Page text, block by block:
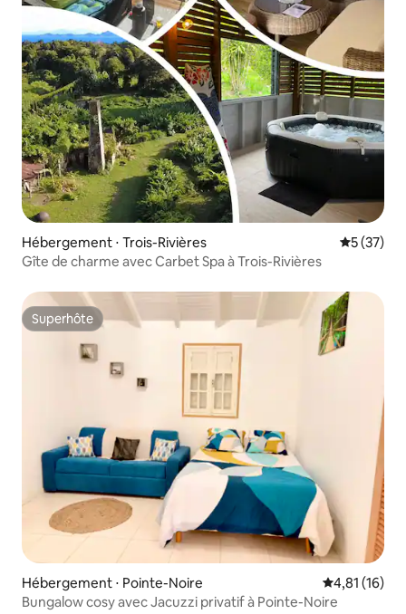
Hébergement ⋅ Trois-Rivières
5 (37)
Gîte de charme avec Carbet Spa à Trois-Rivières
Superhôte
Superhôte
Hébergement ⋅ Pointe-Noire Évaluation
4,81 (16)
Bungalow cosy avec Jacuzzi privatif à Pointe-Noire